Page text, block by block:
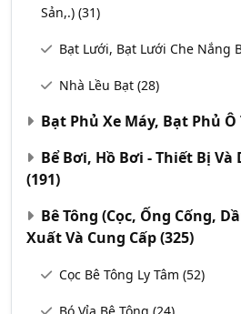
Sản,.) (31)
Bạt Lưới, Bạt Lưới Che Nắng
Nhà Lều Bạt (28)
Bạt Phủ Xe Máy, Bạt Phủ Ô
Bể Bơi, Hồ Bơi - Thiết Bị
(191)
Bê Tông (Cọc, Ống Cống,
Xuất Và Cung Cấp(325)
Cọc Bê Tông Ly Tâm (52)